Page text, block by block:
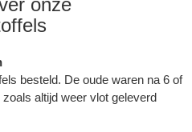
besteld. De oude waren na 6 of
altijd weer vlot geleverd